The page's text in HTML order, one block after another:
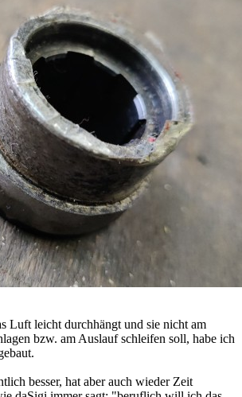
Luft leicht durchhängt und sie nicht am
bzw. am Auslauf schleifen soll, habe ich
besser, hat aber auch wieder Zeit